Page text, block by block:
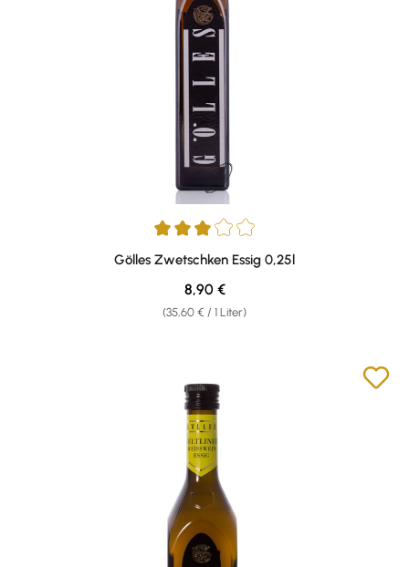
Durchschnittliche Bewertung von 3 von 5 Sternen
Gölles Zwetschken Essig 0,25l
(35,60 € / 1 Liter)
Regulärer Preis:
8,90 €